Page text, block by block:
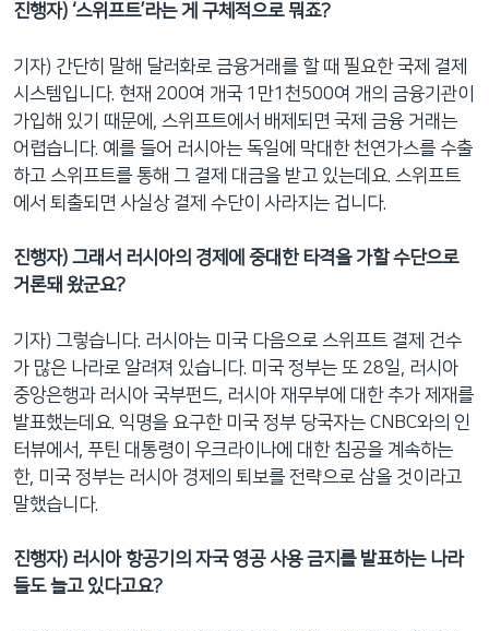
진행자) ‘스위프트’라는 게 구체적으로 뭐죠?
기자) 간단히 말해 달러화로 금융거래를 할 때 필요한 국제 결제
시스템입니다. 현재 200여 개국 1만1천500여 개의 금융기관이
가입해 있기 때문에, 스위프트에서 배제되면 국제 금융 거래는
어렵습니다. 예를 들어 러시아는 독일에 막대한 천연가스를 수출
하고 스위프트를 통해 그 결제 대금을 받고 있는데요. 스위프트
에서 퇴출되면 사실상 결제 수단이 사라지는 겁니다.
진행자) 그래서 러시아의 경제에 중대한 타격을 가할 수단으로
거론돼 왔군요?
기자) 그렇습니다. 러시아는 미국 다음으로 스위프트 결제 건수
가 많은 나라로 알려져 있습니다. 미국 정부는 또 28일, 러시아
중앙은행과 러시아 국부펀드, 러시아 재무부에 대한 추가 제재를
발표했는데요. 익명을 요구한 미국 정부 당국자는 CNBC와의 인
터뷰에서, 푸틴 대통령이 우크라이나에 대한 침공을 계속하는
한, 미국 정부는 러시아 경제의 퇴보를 전략으로 삼을 것이라고
말했습니다.
진행자) 러시아 항공기의 자국 영공 사용 금지를 발표하는 나라
들도 늘고 있다고요?